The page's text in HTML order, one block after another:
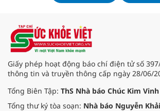
Giấy phép hoạt động báo chí điện tử số 397/
thông tin và truyền thông cấp ngày 28/06/
Tổng Biên Tập: ThS Nhà báo Chúc Kim Vinh
Tổng thư ký tòa soạn: Nhà báo Nguyễn Khải